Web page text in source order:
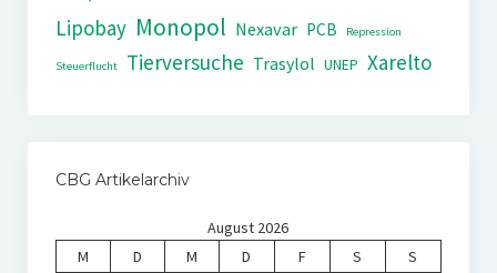
Lipobay Monopol Nexavar PCB Repression
Steuerflucht Tierversuche Trasylol UNEP Xarelto
CBG Artikelarchiv
August 2026
M
D M D F S
S